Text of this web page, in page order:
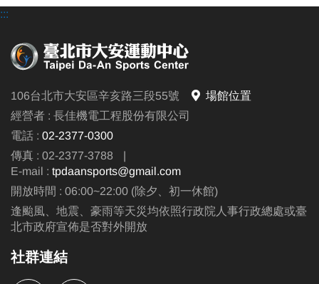
:::
106台北市大安區辛亥路三段55號
場館位置
經營者 : 長佳機電工程股份有限公司
電話 : 02-2377-0300
傳真 : 02-2377-3788
|
E-mail : tpdaansports@gmail.com
開放時間 : 06:00~22:00 (除夕、初一休館)
逢颱風、地震、豪雨等天災均依照行政院人事行政總處或臺
北市政府宣佈是否對外開放
社群連結